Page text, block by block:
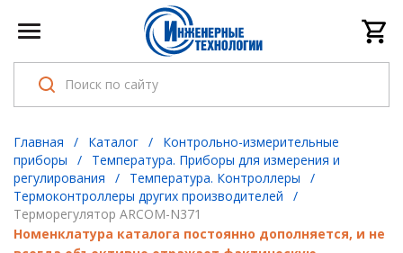
Главная / Каталог /
Контрольно-измерительные
приборы
/
Температура. Приборы для измерения и
регулирования
/ Температура. Контроллеры
/
Термоконтроллеры других производителей
/
Терморегулятор ARCOM-N371
Номенклатура каталога постоянно дополняется, и не